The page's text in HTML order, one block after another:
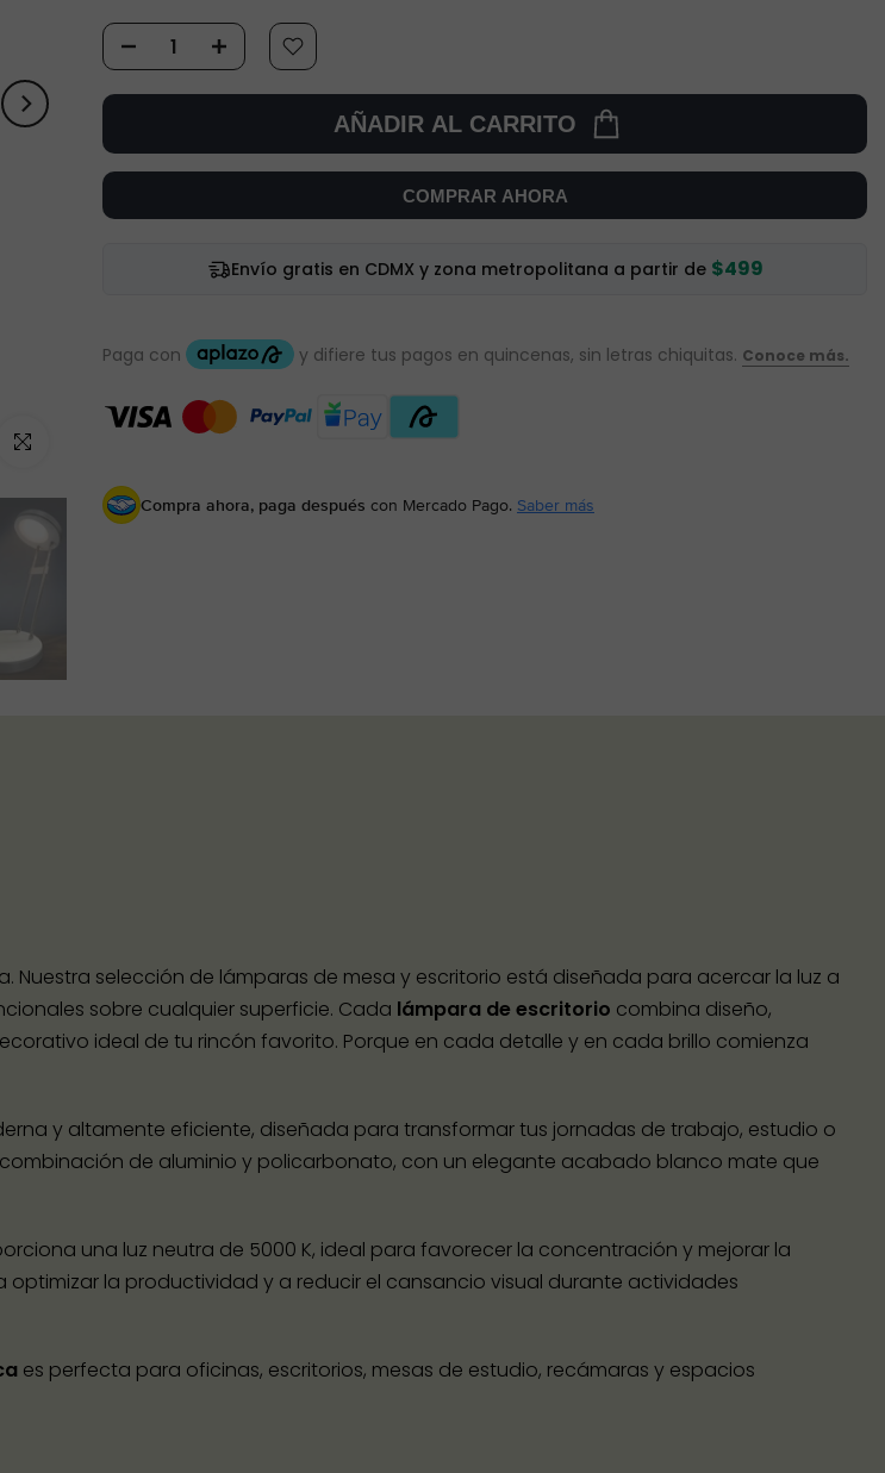
Haz clic para ampliar
AÑADIR AL CARRITO
COMPRAR AHORA
Envío gratis en CDMX y zona metropolitana a partir de $499
Compra ahora, paga después con Mercado Pago. Saber más
Nuestra selección de lámparas de mesa y escritorio está diseñada para acercar la luz a
sobre cualquier superficie. Cada lámpara de escritorio combina diseño,
ideal de tu rincón favorito. Porque en cada detalle y en cada brillo comienza
y altamente eficiente, diseñada para transformar tus jornadas de trabajo, estudio o
de aluminio y policarbonato, con un elegante acabado blanco mate que
una luz neutra de 5000 K, ideal para favorecer la concentración y mejorar la
la productividad y a reducir el cansancio visual durante actividades
es perfecta para oficinas, escritorios, mesas de estudio, recámaras y espacios